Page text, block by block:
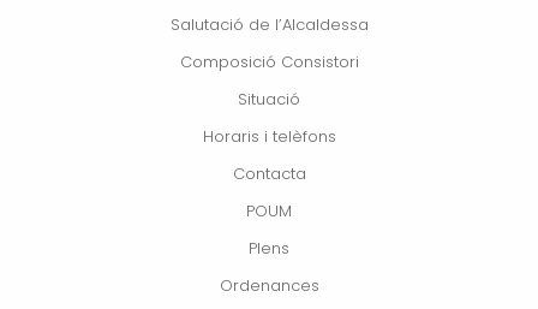
Salutació de l’Alcaldessa
Composició Consistori
Situació
Horaris i telèfons
Contacta
POUM
Plens
Ordenances